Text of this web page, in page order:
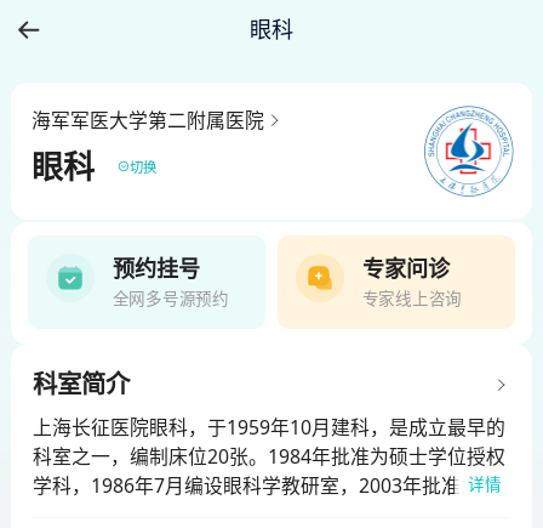
眼科
海军军医大学第二附属医院
眼科 切换
预约挂号
全网多号源预约
专家问诊
专家线上咨询
科室简介
上海长征医院眼科，于1959年10月建科，是成立最早的
科室之一，编制床位20张。1984年批准为硕士学位授权
学科，1986年7月编设眼科学教研室，2003年批准为博
详情